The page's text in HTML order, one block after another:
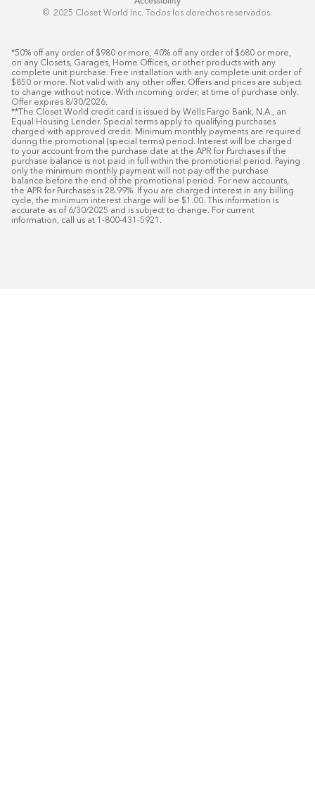
© ️ 2025 Closet World Inc. Todos los derechos reservados.
*50% off any order of $980 or more, 40% off any order of $680 or more,
on any Closets, Garages, Home Offices, or other products with any
complete unit purchase. Free installation with any complete unit order of
$850 or more. Not valid with any other offer. Offers and prices are subject
to change without notice. With incoming order, at time of purchase only.
Offer expires 8/30/2026.
**The Closet World credit card is issued by Wells Fargo Bank, N.A., an
Equal Housing Lender. Special terms apply to qualifying purchases
charged with approved credit. Minimum monthly payments are required
during the promotional (special terms) period. Interest will be charged
to your account from the purchase date at the APR for Purchases if the
purchase balance is not paid in full within the promotional period. Paying
only the minimum monthly payment will not pay off the purchase
balance before the end of the promotional period. For new accounts,
the APR for Purchases is 28.99%. If you are charged interest in any billing
cycle, the minimum interest charge will be $1.00. This information is
accurate as of 6/30/2025 and is subject to change. For current
information, call us at 1-800-431-5921.